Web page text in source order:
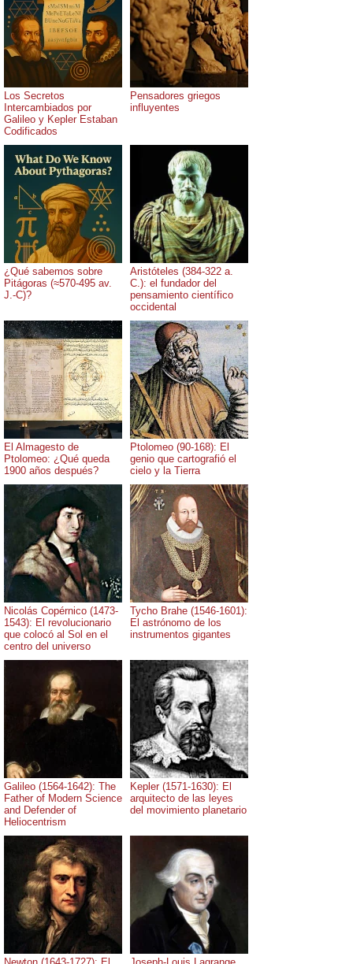
Los Secretos
Intercambiados por
Galileo y Kepler Estaban
Codificados
Pensadores griegos
influyentes
¿Qué sabemos sobre
Pitágoras (≈570-495 av.
J.-C)?
Aristóteles (384-322 a.
C.): el fundador del
pensamiento científico
occidental
El Almagesto de
Ptolomeo: ¿Qué queda
1900 años después?
Ptolomeo (90-168): El
genio que cartografió el
cielo y la Tierra
Nicolás Copérnico (1473-
1543): El revolucionario
que colocó al Sol en el
centro del universo
Tycho Brahe (1546-1601):
El astrónomo de los
instrumentos gigantes
Galileo (1564-1642): The
Father of Modern Science
and Defender of
Heliocentrism
Kepler (1571-1630): El
arquitecto de las leyes
del movimiento planetario